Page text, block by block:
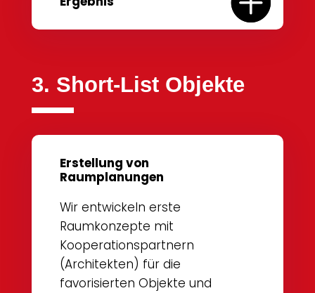
3. Short-List Objekte
Erstellung von
Raumplanungen
Wir entwickeln erste
Raumkonzepte mit
Kooperationspartnern
(Architekten) für die
favorisierten Objekte und